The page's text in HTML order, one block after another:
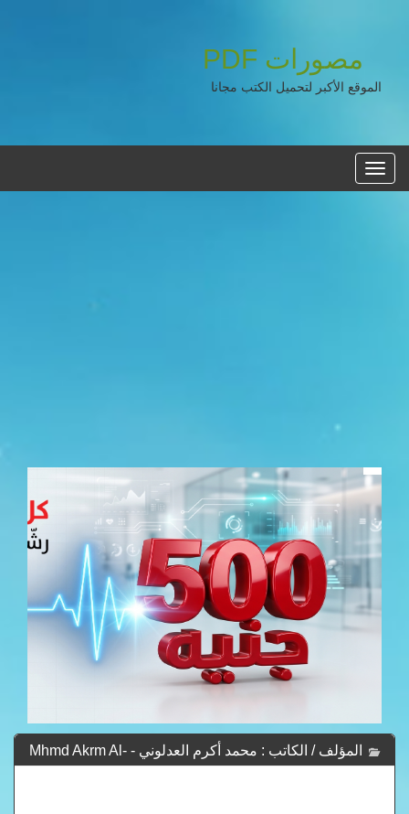
مصورات PDF
الموقع الأكبر لتحميل الكتب مجانا
القائمه
الرئيسية
المؤلف / الكاتب : محمد أكرم العدلوني - Mhmd Akrm Al-